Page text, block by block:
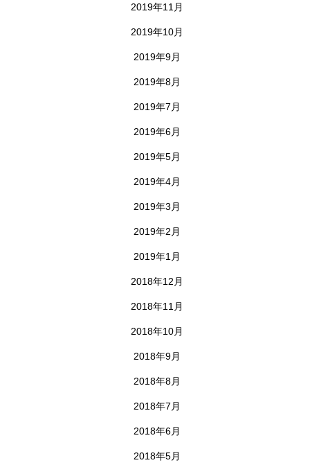
2019年11月
2019年10月
2019年9月
2019年8月
2019年7月
2019年6月
2019年5月
2019年4月
2019年3月
2019年2月
2019年1月
2018年12月
2018年11月
2018年10月
2018年9月
2018年8月
2018年7月
2018年6月
2018年5月